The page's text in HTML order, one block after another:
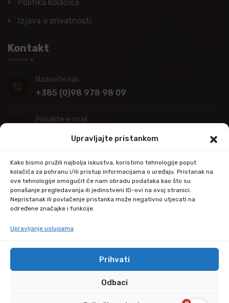
Upravljajte pristankom
Kako bismo pružili najbolja iskustva, koristimo tehnologije poput
kolačića za pohranu i/ili pristup informacijama o uređaju. Pristanak na
ove tehnologije omogućit će nam obradu podataka kao što su
ponašanje pregledavanja ili jedinstveni ID-ovi na ovoj stranici.
Nepristanak ili povlačenje pristanka može negativno utjecati na
određene značajke i funkcije.
Upravljanje uslugama
Prihvati
Odbaci
Politika kolačića
Izjava o privatnosti
Kontakt
Nazovite nas
+385 (0)98 978 98 09
Pošaljite e-mail
Adresa
Industrijska ulica 39,
34000 Požega
© Copyright 2024 by kupitapetu.com